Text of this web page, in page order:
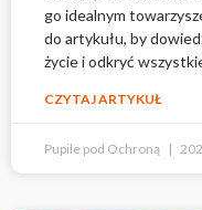
go idealnym
do artykułu, by
życie i odkryć
CZYTAJ ARTYKUŁ
Pupile pod Ochroną